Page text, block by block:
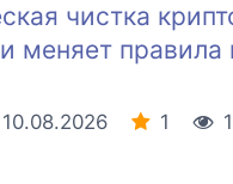
чистка
меняет правила
10.08.2026 1